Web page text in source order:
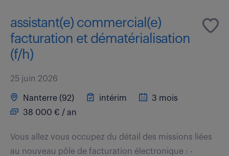
assistant(e) commercial(e)
facturation et dématérialisation
(f/h)
25 juin 2026
Nanterre (92) intérim
3 mois
38 000 € / an
Vous allez vous occupez du détail des missions liées
au nouveau pôle de facturation électronique : -